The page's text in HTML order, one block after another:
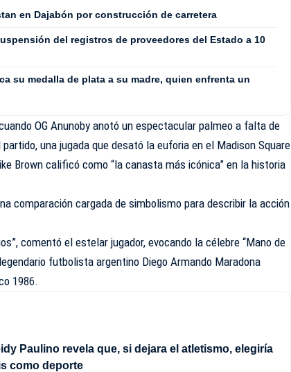
en Dajabón por construcción de carretera
del registros de proveedores del Estado a 10
su medalla de plata a su madre, quien enfrenta un
OG Anunoby anotó un espectacular palmeo a falta de
una jugada que desató la euforia en el Madison Square
Brown calificó como “la canasta más icónica” en la historia
comparación cargada de simbolismo para describir la acción
comentó el estelar jugador, evocando la célebre “Mano de
futbolista argentino Diego Armando Maradona
1986.
Paulino revela que, si dejara el atletismo, elegiría
como deporte